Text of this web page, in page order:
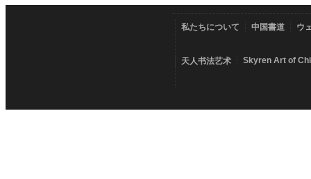
私たちについて 中国書道 ウ
天人书法艺术 Skyren Art of